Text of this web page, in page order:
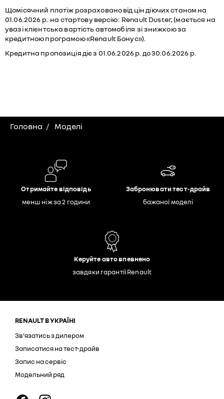
Щомісячний платіж розраховано від цін діючих станом на
01.06.2026 р. на стартову версію: Renault Duster; (мається на
увазі клієнтська вартість автомобіля зі знижкою за
кредитною програмою «Renault Бонус»).
Кредитна пропозиція діє з 01.06.2026 р. до 30.06.2026 р.
Головна Моделі
Отримайте відповідь
менш ніж за 2 години
Забронювати тест-драйв
бажаної моделі
Керуйте авто впевнено
завдяки гарантії Renault
RENAULT В УКРАЇНІ
Зв'язатись з дилером
Записатися на тест-драйв
Запис на сервіс
Модельний ряд